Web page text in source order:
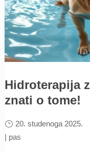
Hidroterapija
znati o tome!
20. studenoga 2025.
| pas